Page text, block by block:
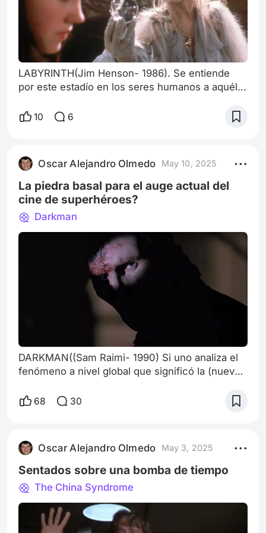
LABYRINTH(Jim Henson- 1986). Se entiende
por este estadío en los seres humanos a aquél
pubertad, y en el que durante su transcurso, la
durante el resto de su vida. Categórico,
implacable y tremendamente frío concepto que,
aunque correcto, no ahonda en el más profundo
10 6
Oscar Alejandro Olmedo May 10, 2025
La piedra basal para el auge actual del
cine de superhéroes?
Darkman
DARKMAN((Sam Raimi- 1990) Si uno analiza el
fenómeno a nivel global que significó la (nueva)
remozada sub-categoría denominada
dicha exégesis. Así, podemos poner la lupa en
qué títulos abarca o desde cuándo emerge tal
“renacimiento” o en cuál cinta acaba; porqué
configu
68 30
Oscar Alejandro Olmedo May 3, 2025
Sentados sobre una bomba de tiempo
The China Syndrome